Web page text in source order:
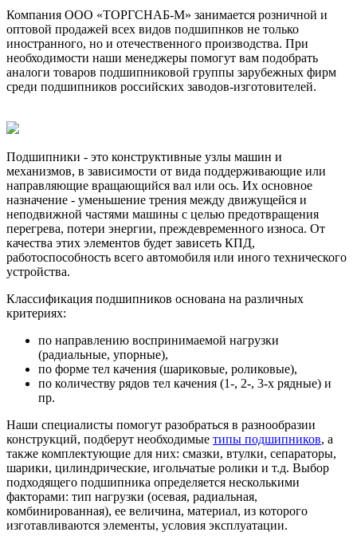
Компания ООО «ТОРГСНАБ-М» занимается розничной и
оптовой продажей всех видов подшипнков не только
иностранного, но и отечественного производства. При
необходимости наши менеджеры помогут вам подобрать
аналоги товаров подшипниковой группы зарубежных фирм
среди подшипников российских заводов-изготовителей.
Подшипники - это конструктивные узлы машин и
механизмов, в зависимости от вида поддерживающие или
направляющие вращающийся вал или ось. Их основное
назначение - уменьшение трения между движущейся и
неподвижной частями машины с целью предотвращения
перегрева, потери энергии, преждевременного износа. От
качества этих элементов будет зависеть КПД,
работоспособность всего автомобиля или иного технического
устройства.
Классификация подшипников основана на различных
критериях:
по направлению воспринимаемой нагрузки
(радиальные, упорные),
по форме тел качения (шариковые, роликовые),
по количеству рядов тел качения (1-, 2-, 3-х рядные) и
пр.
Наши специалисты помогут разобраться в разнообразии
конструкций, подберут необходимые типы подшипников, а
также комплектующие для них: смазки, втулки, сепараторы,
шарики, цилиндрические, игольчатые ролики и т.д. Выбор
подходящего подшипника определяется несколькими
факторами: тип нагрузки (осевая, радиальная,
комбинированная), ее величина, материал, из которого
изготавливаются элементы, условия эксплуатации.